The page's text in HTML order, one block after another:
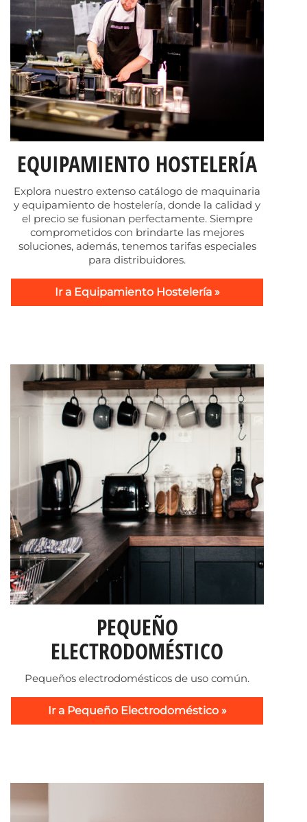
EQUIPAMIENTO HOSTELERÍA
Explora nuestro extenso catálogo de maquinaria
y equipamiento de hostelería, donde la calidad y
el precio se fusionan perfectamente. Siempre
comprometidos con brindarte las mejores
soluciones, además, tenemos tarifas especiales
para distribuidores.
Ir a Equipamiento Hostelería »
PEQUEÑO
ELECTRODOMÉSTICO
Pequeños electrodomésticos de uso común.
Ir a Pequeño Electrodoméstico »